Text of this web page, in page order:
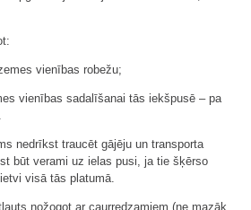
vienības robežu;
vienības sadalīšanai tās iekšpusē – pa
nedrīkst traucēt gājēju un transporta
būt verami uz ielas pusi, ja tie šķērso
visā tās platumā.
nožogot ar caurredzamiem (ne mazāk